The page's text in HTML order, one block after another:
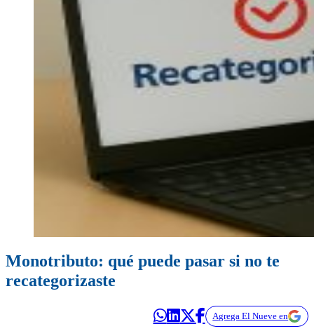
EN VIVO
Monotributo: qué puede pasar si no te
recategorizaste
Agrega El Nueve en